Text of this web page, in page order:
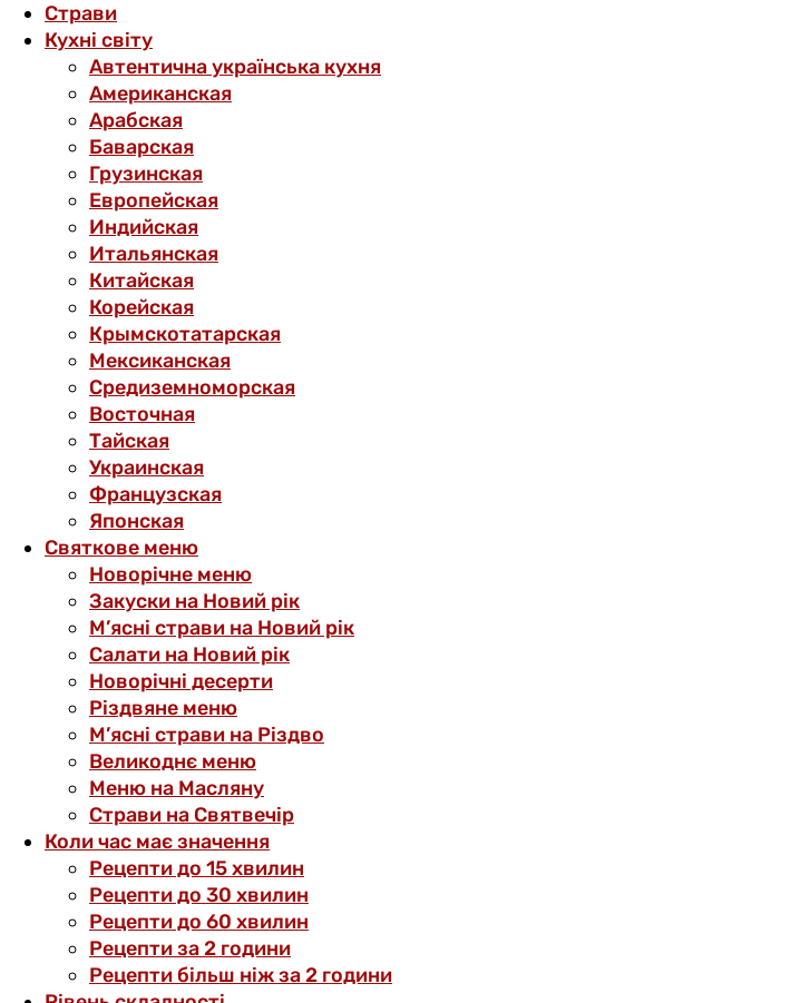
Страви
Кухні світу
Автентична українська кухня
Американская
Арабская
Баварская
Грузинская
Европейская
Индийская
Итальянская
Китайская
Корейская
Крымскотатарская
Мексиканская
Средиземноморская
Восточная
Тайская
Украинская
Французская
Японская
Святкове меню
Новорічне меню
Закуски на Новий рік
М’ясні страви на Новий рік
Салати на Новий рік
Новорічні десерти
Різдвяне меню
М’ясні страви на Різдво
Великоднє меню
Меню на Масляну
Страви на Святвечір
Коли час має значення
Рецепти до 15 хвилин
Рецепти до 30 хвилин
Рецепти до 60 хвилин
Рецепти за 2 години
Рецепти більш ніж за 2 години